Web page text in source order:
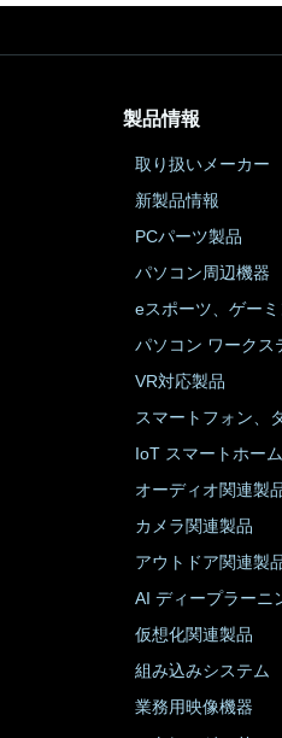
製品情報
取り扱いメーカー
新製品情報
PCパーツ製品
パソコン周辺機器
eスポーツ、ゲー
パソコン ワークス
VR対応製品
スマートフォン、
IoT スマートホー
オーディオ関連製
カメラ関連製品
アウトドア関連製
AI ディープラーニ
仮想化関連製品
組み込みシステム
業務用映像機器